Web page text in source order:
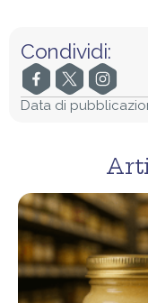
Condividi:
Data di